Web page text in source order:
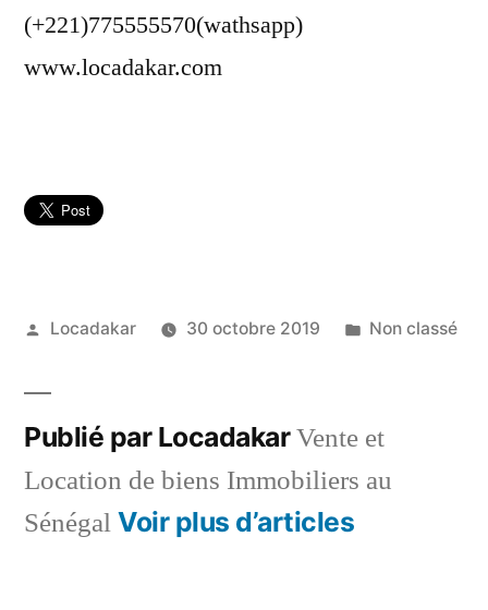
(+221)775555570(wathsapp)
www.locadakar.com
Publié
Locadakar 30 octobre 2019
Publié
Non classé
Publié par LocadakarVente et
Location de biens Immobiliers au
Sénégal Voir plus d’articles